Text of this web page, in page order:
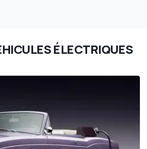
ÉLECTRIQUES